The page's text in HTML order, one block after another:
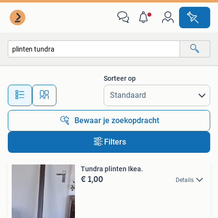
Alle afstanden…
Sorteer op
Bewaar je zoekopdracht
Filters
Tundra plinten Ikea.
€ 1,00 Details